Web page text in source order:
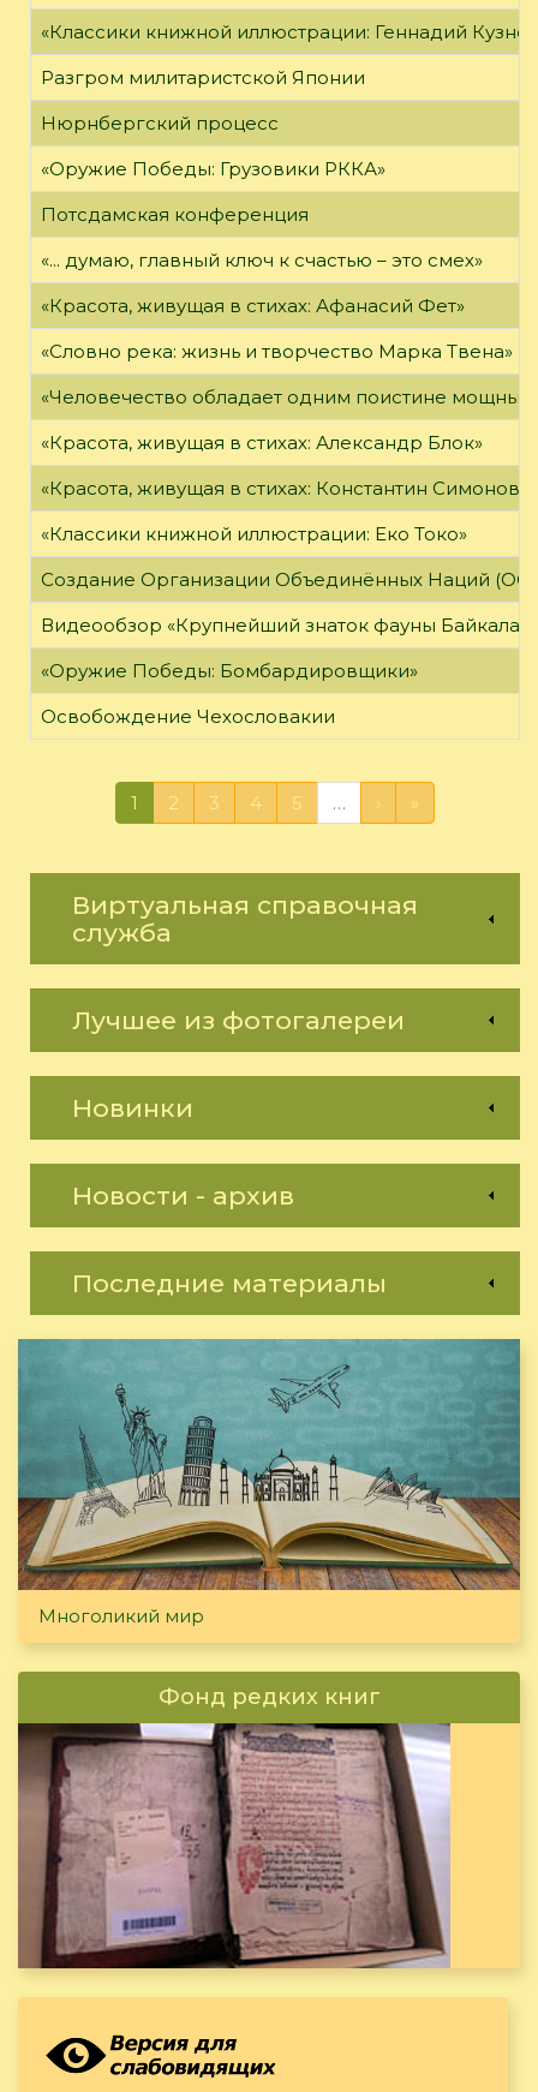
«Классики книжной иллюстрации: Геннадий
Разгром милитаристской Японии
Нюрнбергский процесс
«Оружие Победы: Грузовики РККА»
Потсдамская конференция
«... думаю, главный ключ к счастью – это смех»
«Красота, живущая в стихах: Афанасий Фет»
«Словно река: жизнь и творчество Марка Твена»
«Человечество обладает одним поистине
«Красота, живущая в стихах: Александр Блок»
«Красота, живущая в стихах: Константин Симонов»
«Классики книжной иллюстрации: Еко Токо»
Создание Организации Объединённых Наций
Видеообзор «Крупнейший знаток фауны Байкала»
«Оружие Победы: Бомбардировщики»
Освобождение Чехословакии
1 2 3 4 5 … › »
Виртуальная справочная
служба
Лучшее из фотогалереи
Новинки
Новости - архив
Последние материалы
Многоликий мир
Фонд редких книг